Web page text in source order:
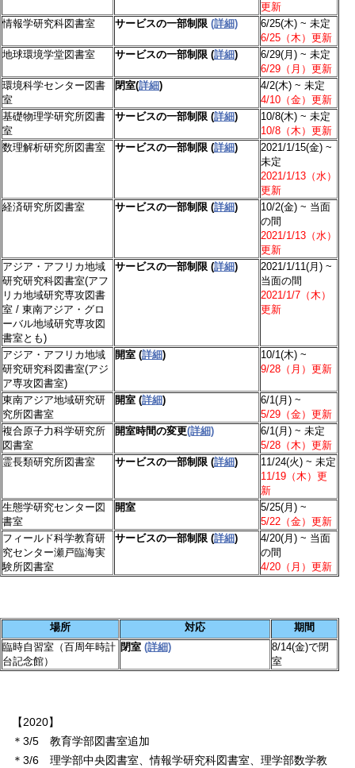
更新
情報学研究科図書室
サービスの一部制限 (詳細)
6/25(木) ~ 未定
6/25（木）更新
地球環境学堂図書室
サービスの一部制限 (詳細)
6/29(月) ~ 未定
6/29（月）更新
環境科学センター図書
室
閉室(詳細)
4/2(木) ~ 未定
4/10（金）更新
基礎物理学研究所図書
室
サービスの一部制限 (詳細)
10/8(木) ~ 未定
10/8（木）更新
数理解析研究所図書室
サービスの一部制限 (詳細)
2021/1/15(金) ~
未定
2021/1/13（水）
更新
経済研究所図書室
サービスの一部制限 (詳細)
10/2(金) ~ 当面
の間
2021/1/13（水）
更新
アジア・アフリカ地域
研究研究科図書室(アフ
リカ地域研究専攻図書
室 / 東南アジア・グロ
ーバル地域研究専攻図
書室とも)
サービスの一部制限 (詳細)
2021/1/11(月) ~
当面の間
2021/1/7（木）
更新
アジア・アフリカ地域
研究研究科図書室(アジ
ア専攻図書室)
開室 (詳細)
10/1(木) ~
9/28（月）更新
東南アジア地域研究研
究所図書室
開室 (詳細)
6/1(月) ~
5/29（金）更新
複合原子力科学研究所
図書室
開室時間の変更(詳細)
6/1(月) ~ 未定
5/28（木）更新
霊長類研究所図書室
サービスの一部制限 (詳細)
11/24(火) ~ 未定
11/19（木）更
新
生態学研究センター図
書室
開室
5/25(月) ~
5/22（金）更新
フィールド科学教育研
究センター瀬戸臨海実
験所図書室
サービスの一部制限 (詳細)
4/20(月) ~ 当面
の間
4/20（月）更新
場所 対応
期間
臨時自習室（百周年時計
台記念館）
閉室 (詳細)
8/14(金)で閉
室
【2020】
＊3/5 教育学部図書室追加
＊3/6 理学部中央図書室、情報学研究科図書室、理学部数学教